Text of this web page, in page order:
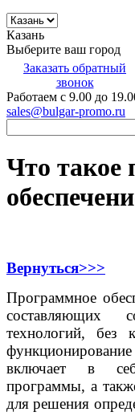
Казань
Выберите ваш город
Заказать обратный
звонок
Работаем с 9.00 до
sales@bulgar-promo.ru
Что такое
Вернуться>>>
Программное
составляющих
технологий, без
включает в
программы, а
для решения